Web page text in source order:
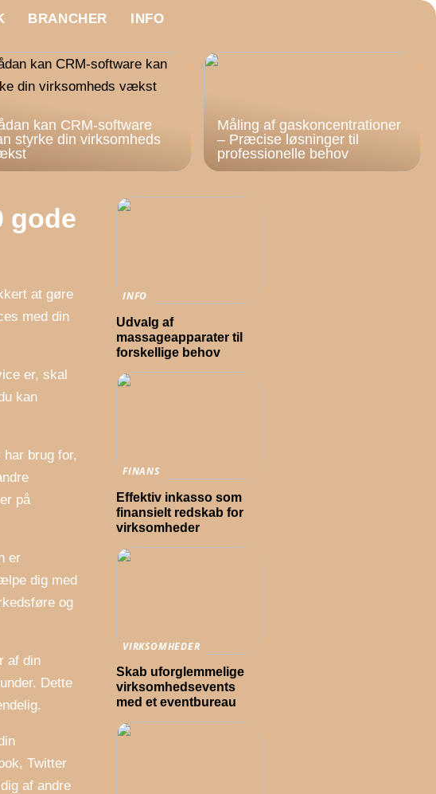
BRANCHER INFO
kan CRM-software
styrke din virksomheds
Måling af gaskoncentrationer
– Præcise løsninger til
professionelle behov
gode
at gøre
med din
er, skal
kan
brug for,
på
er
dig med
og
af din
Dette
Twitter
af andre
INFO
Udvalg af
massageapparater til
forskellige behov
FINANS
Effektiv inkasso som
finansielt redskab for
virksomheder
VIRKSOMHEDER
Skab uforglemmelige
virksomhedsevents
med et eventbureau